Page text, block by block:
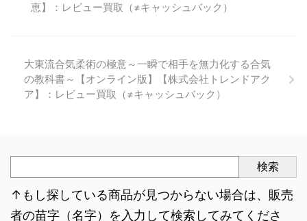
恵】：レビュー買取（≠キャッシュバック）
大東流合気柔術の極意～一瞬で相手を無力化する合気
の教科書～【オンライン版】【株式会社トレンドアク
ア】：レビュー買取（≠キャッシュバック）
検索
↑もし探している商品が見つからない場合は、販売
者の苗字（名字）を入力して検索してみてくださ